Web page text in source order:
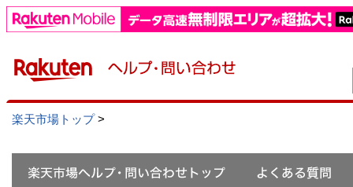
楽天市場トップ>